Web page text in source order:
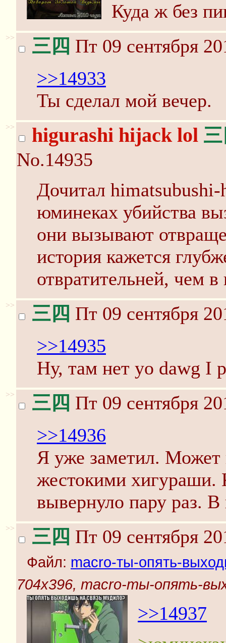
Куда ж без
>> 三四 Пт 09 сентября
>>14933
Ты сделал мой вечер.
>> higurashi hijack lol
No.14935
Дочитал
юминеках убийства
они вызывают
история кажется
отвратительней, чем
>> 三四 Пт 09 сентября
>>14935
Ну, там нет yo dawg I
>> 三四 Пт 09 сентября
>>14936
Я уже заметил. Может
жестокими хигураши.
вывернуло пару раз.
>> 三四 Пт 09 сентября
Файл: macro-ты-опять-
704x396, macro-ты-опять-
>>14937